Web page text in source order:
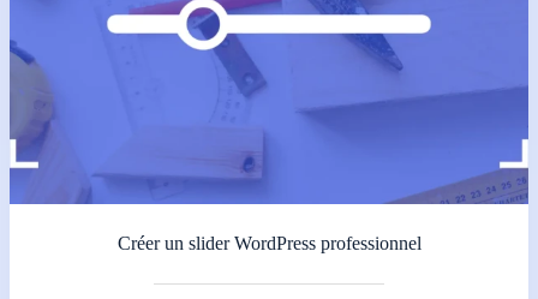
Créer un slider WordPress professionnel